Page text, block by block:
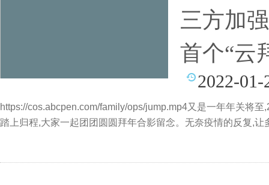
三方加
首个“云
2022-01-
https://cos.abcpen.com/family/ops/jump.mp4又是一年年关将
踏上归程,大家一起团团圆圆拜年合影留念。无奈疫情的反复,让